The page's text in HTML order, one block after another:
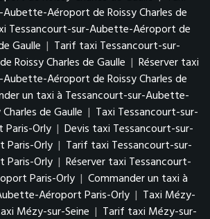
Aéroport de Roissy Charles de
Tessancourt-sur-Aubette-Aéroport de
Gaulle | Tarif taxi Tessancourt-sur-
Roissy Charles de Gaulle | Réserver taxi
Aéroport de Roissy Charles de
un taxi à Tessancourt-sur-Aubette-
de Gaulle | Taxi Tessancourt-sur-
Orly | Devis taxi Tessancourt-sur-
Orly | Tarif taxi Tessancourt-sur-
Paris-Orly | Réserver taxi Tessancourt-
Paris-Orly | Commander un taxi à
Aéroport Paris-Orly | Taxi Mézy-
Mézy-sur-Seine | Tarif taxi Mézy-sur-